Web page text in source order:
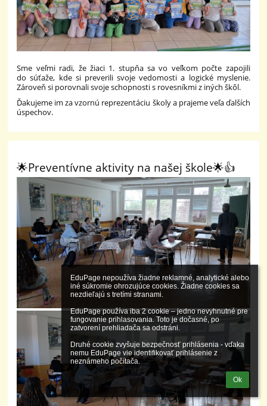
EduPage nepoužíva žiadne reklamné, analytické alebo
iné súkromie ohrozujúce cookies. Žiadne cookies sa
nezdieľajú s tretími stranami.
EduPage používa iba 2 cookie – jedno nevyhnutné pre
fungovanie prihlasovania. Toto je dočasné, po
zatvorení prehliadača sa odstráni.
Druhé cookie zvyšuje bezpečnosť prihlásenia - vďaka
nemu EduPage vie identifikovať prihlásenie z
neznámeho počítača.
Ok
Sme veľmi radi, že žiaci 1. stupňa sa vo veľkom počte zapojili
do súťaže, kde si preverili svoje vedomosti a logické myslenie.
Zároveň si porovnali svoje schopnosti s rovesníkmi z iných škôl.
Ďakujeme im za vzornú reprezentáciu školy a prajeme veľa ďalších
úspechov.
🌟Preventívne aktivity na našej škole🌟👍